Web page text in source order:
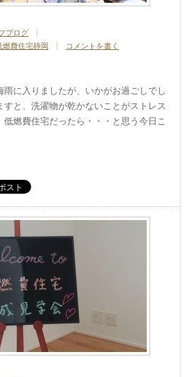
ブログ
燃費住宅静岡 コメントを書く
に入りましたが、いかがお過ごしでし
すと、洗濯物が乾かないことがストレス
燃費住宅だったら・・・と思う今日こ